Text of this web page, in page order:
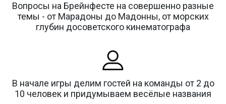
Вопросы на Брейнфесте на совершенно разные
темы - от Марадоны до Мадонны, от морских
глубин досоветского кинематографа
В начале игры делим гостей на команды от 2 до
10 человек и придумываем весёлые названия